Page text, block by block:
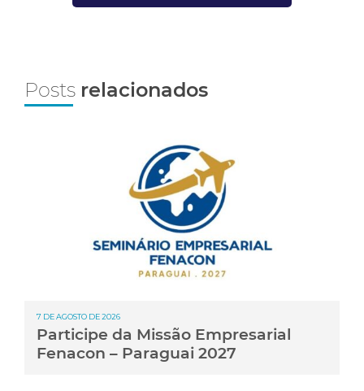
Posts relacionados
7 DE AGOSTO DE 2026
Participe da Missão Empresarial
Fenacon – Paraguai 2027